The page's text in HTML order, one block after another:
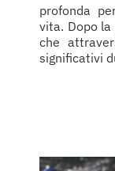
profonda
vita. Dopo
che
significativi